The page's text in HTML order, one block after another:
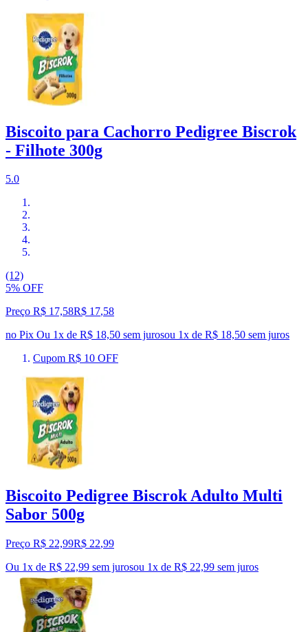
Biscoito para Cachorro Pedigree Biscrok
- Filhote 300g
5.0
(12)
5% OFF
Preço R$ 17,58R$ 17,58
no Pix Ou 1x de R$ 18,50 sem jurosou 1x de R$ 18,50 sem juros
Cupom R$ 10 OFF
Biscoito Pedigree Biscrok Adulto Multi
Sabor 500g
Preço R$ 22,99R$ 22,99
Ou 1x de R$ 22,99 sem jurosou 1x de R$ 22,99 sem juros